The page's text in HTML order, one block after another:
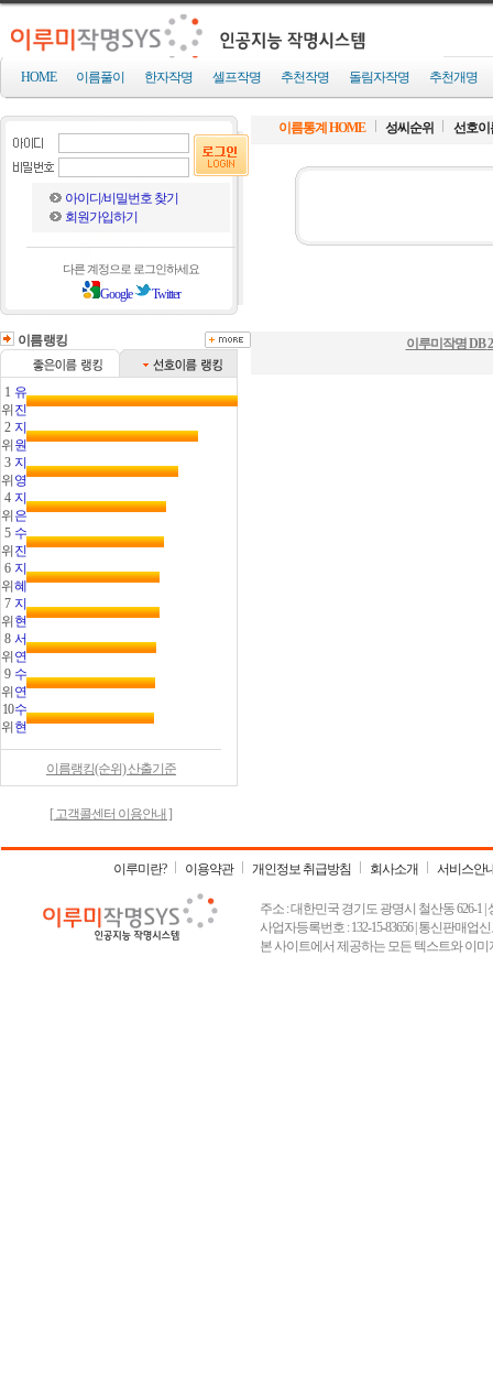
HOME 이름풀이 한자작명 셀프작명 추천작명 돌림자작명 추천개명
아이디/비밀번호 찾기
회원가입하기
다른 계정으로 로그인하세요
Google Twitter
이름랭킹
1
위
유
진
2
위
지
원
3
위
지
영
4
위
지
은
5
위
수
진
6
위
지
혜
7
위
지
현
8
위
서
연
9
위
수
연
10
위
수
현
이름랭킹(순위) 산출기준
[ 고객콜센터 이용안내 ]
이름통계 HOME 성씨순위 선호
이루미작명 DB
이루미란? 이용약관 개인정보 취급방침 회사소개 서비스안
주소 : 대한민국 경기도 광명시 철산동 626-1 |
사업자등록번호 : 132-15-83656 | 통신판매업
본 사이트에서 제공하는 모든 텍스트와 이